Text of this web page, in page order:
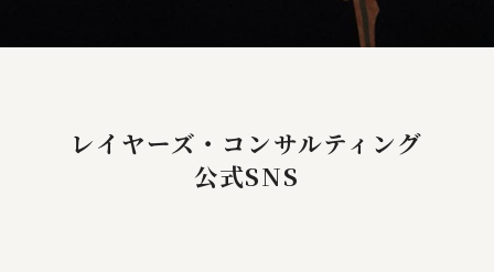
レイヤーズ・コンサルティング
公式SNS